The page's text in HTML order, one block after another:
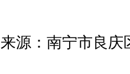
来源：南宁市良庆